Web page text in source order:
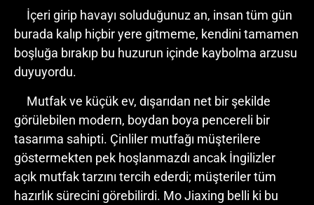
İçeri girip havayı soluduğunuz an, insan tüm gün
burada kalıp hiçbir yere gitmeme, kendini tamamen
boşluğa bırakıp bu huzurun içinde kaybolma arzusu
duyuyordu.
Mutfak ve küçük ev, dışarıdan net bir şekilde
görülebilen modern, boydan boya pencereli bir
tasarıma sahipti. Çinliler mutfağı müşterilere
göstermekten pek hoşlanmazdı ancak İngilizler
açık mutfak tarzını tercih ederdi; müşteriler tüm
hazırlık sürecini görebilirdi. Mo Jiaxing belli ki bu